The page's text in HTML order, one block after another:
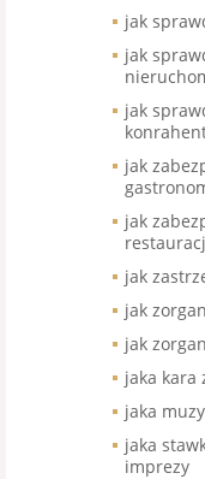
jak
jak
jak
jak
jak
jak
jak
jak
jaka kara
jaka
jaka
imprezy